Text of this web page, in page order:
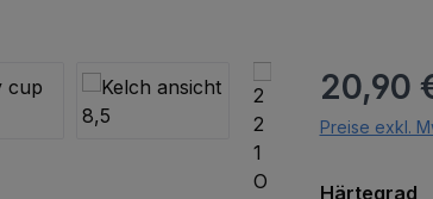
Regulärer
20,90
Preise exkl.
Härtegrad